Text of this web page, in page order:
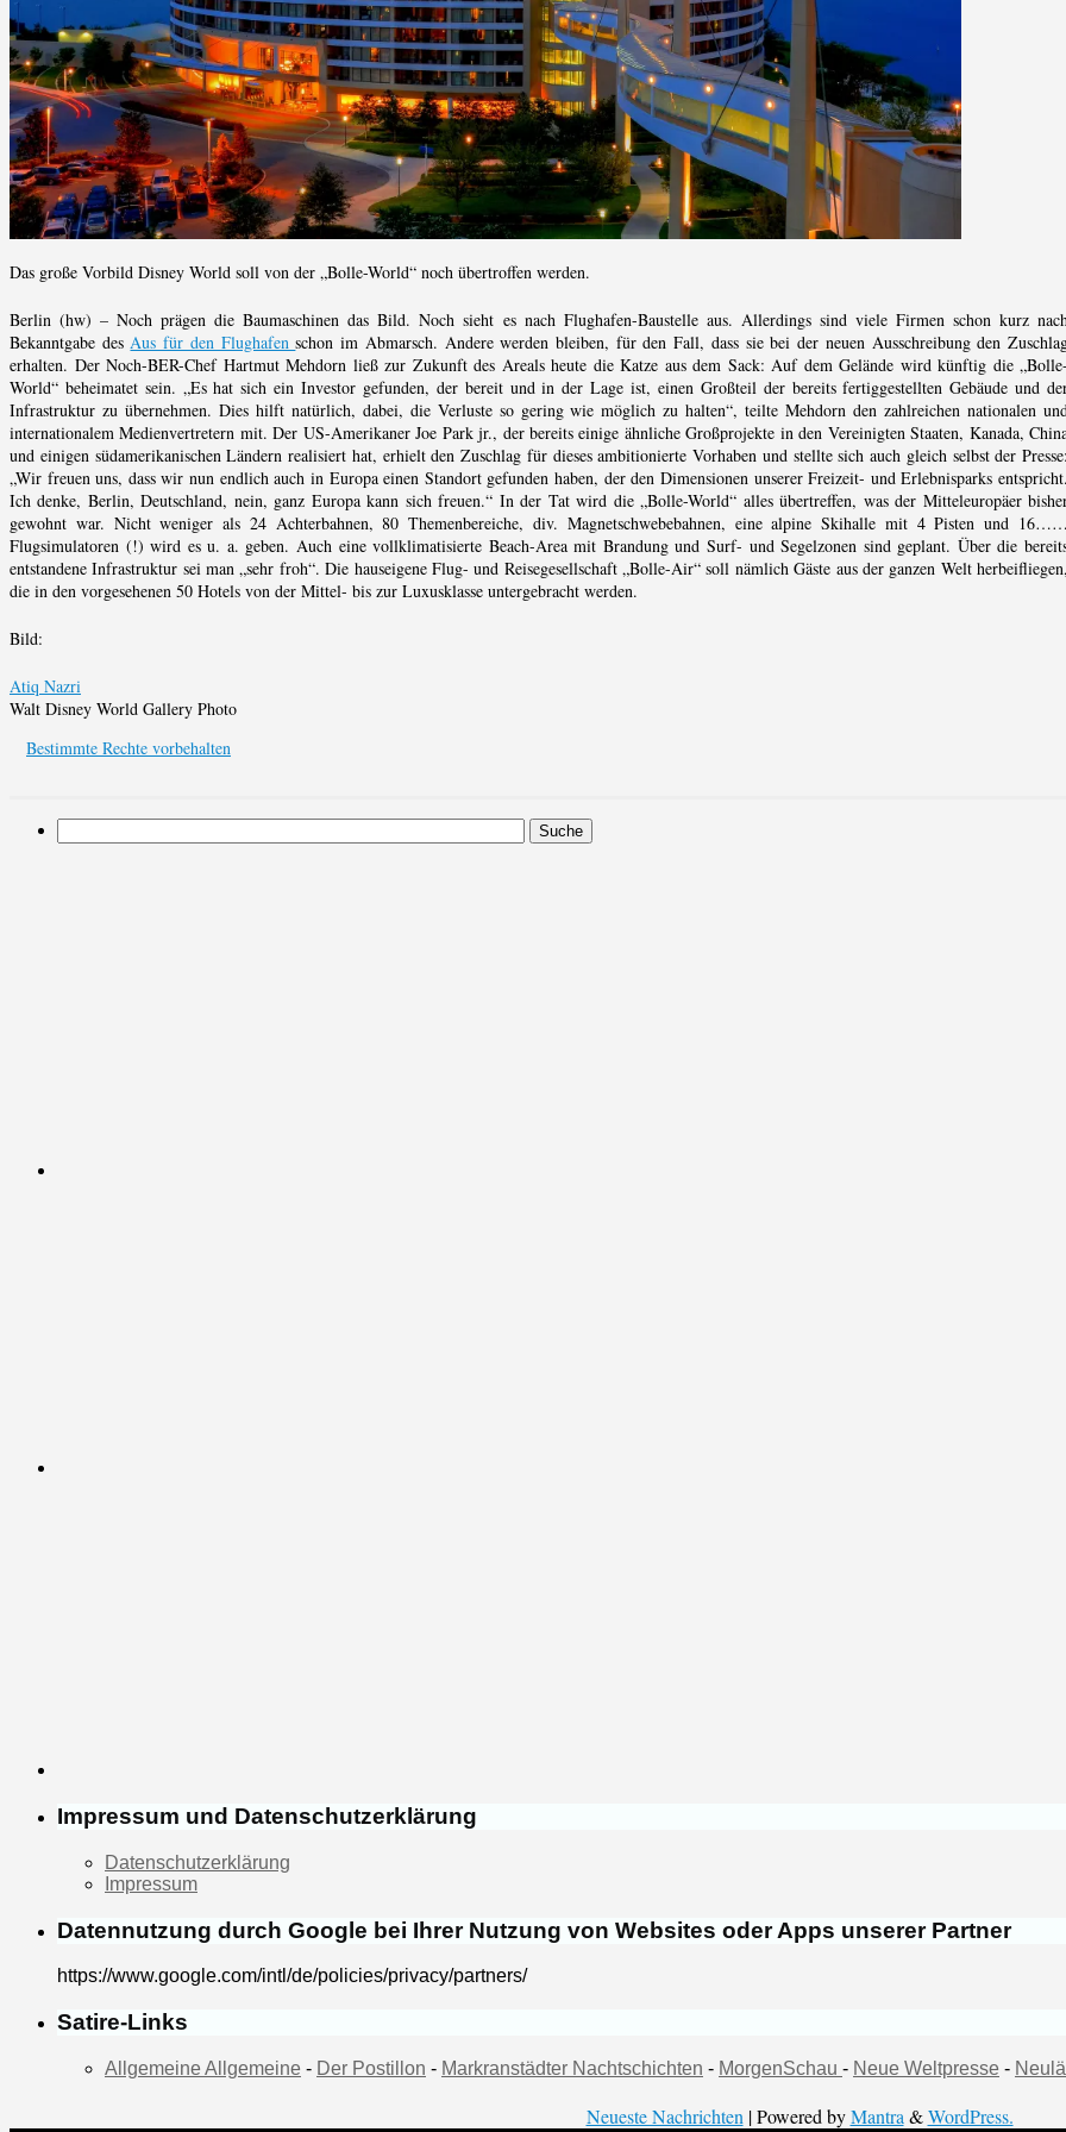
Das große Vorbild Disney World soll von der „Bolle-World“ noch übertroffen werden.
Berlin (hw) – Noch prägen die Baumaschinen das Bild. Noch sieht es nach Flughafen-Baustelle aus. Allerdings sind viele Firmen schon kurz
Bekanntgabe desAus für den Flughafenschon im Abmarsch. Andere werden bleiben, für den Fall, dass sie bei der neuen Ausschreibung den
erhalten. Der Noch-BER-Chef Hartmut Mehdorn ließ zur Zukunft des Areals heute die Katze aus dem Sack: Auf dem Gelände wird künftig die
World“ beheimatet sein. „Es hat sich ein Investor gefunden, der bereit und in der Lage ist, einen Großteil der bereits fertiggestellten Gebäude und
Infrastruktur zu übernehmen. Dies hilft natürlich, dabei, die Verluste so gering wie möglich zu halten“, teilte Mehdorn den zahlreichen nationalen
internationalem Medienvertretern mit. Der US-Amerikaner Joe Park jr., der bereits einige ähnliche Großprojekte in den Vereinigten Staaten, Kanada,
und einigen südamerikanischen Ländern realisiert hat, erhielt den Zuschlag für dieses ambitionierte Vorhaben und stellte sich auch gleich selbst der
„Wir freuen uns, dass wir nun endlich auch in Europa einen Standort gefunden haben, der den Dimensionen unserer Freizeit- und Erlebnisparks
Ich denke, Berlin, Deutschland, nein, ganz Europa kann sich freuen.“ In der Tat wird die „Bolle-World“ alles übertreffen, was der Mitteleuropäer
gewohnt war. Nicht weniger als 24 Achterbahnen, 80 Themenbereiche, div. Magnetschwebebahnen, eine alpine Skihalle mit 4 Pisten und
Flugsimulatoren (!) wird es u. a. geben. Auch eine vollklimatisierte Beach-Area mit Brandung und Surf- und Segelzonen sind geplant. Über die
entstandene Infrastruktur sei man „sehr froh“. Die hauseigene Flug- und Reisegesellschaft „Bolle-Air“ soll nämlich Gäste aus der ganzen Welt
die in den vorgesehenen 50 Hotels von der Mittel- bis zur Luxusklasse untergebracht werden.
Bild:
Atiq Nazri
Walt Disney World Gallery Photo
Bestimmte Rechte vorbehalten
Impressum und Datenschutzerklärung
Datenschutzerklärung
Impressum
Datennutzung durch Google bei Ihrer Nutzung von Websites oder Apps unserer Partner
https://www.google.com/intl/de/policies/privacy/partners/
Satire-Links
Allgemeine Allgemeine - Der Postillon - Markranstädter Nachtschichten - MorgenSchau - Neue Weltpresse -
Neueste Nachrichten | Powered byMantra &WordPress.